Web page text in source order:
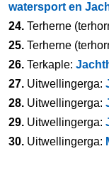
watersport en
24. Terherne
25. Terherne
26. Terkaple:
27. Uitwellingerga:
28. Uitwellingerga:
29. Uitwellingerga:
30. Uitwellingerga: